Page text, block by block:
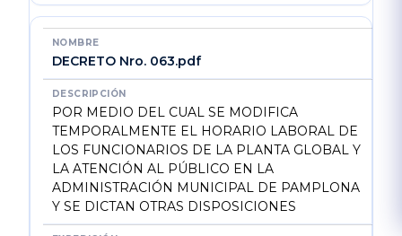
DECRETO Nro. 063.pdf
POR MEDIO DEL CUAL SE MODIFICA
TEMPORALMENTE EL HORARIO LABORAL DE
LOS FUNCIONARIOS DE LA PLANTA GLOBAL Y
LA ATENCIÓN AL PÚBLICO EN LA
ADMINISTRACIÓN MUNICIPAL DE PAMPLONA
Y SE DICTAN OTRAS DISPOSICIONES